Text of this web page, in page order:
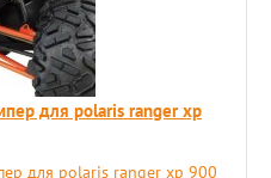
для polaris ranger xp
для polaris ranger xp 900